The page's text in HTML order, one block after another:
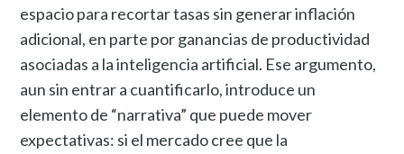
espacio para recortar tasas sin generar inflación
adicional, en parte por ganancias de productividad
asociadas a la inteligencia artificial. Ese argumento,
aun sin entrar a cuantificarlo, introduce un
elemento de “narrativa” que puede mover
expectativas: si el mercado cree que la